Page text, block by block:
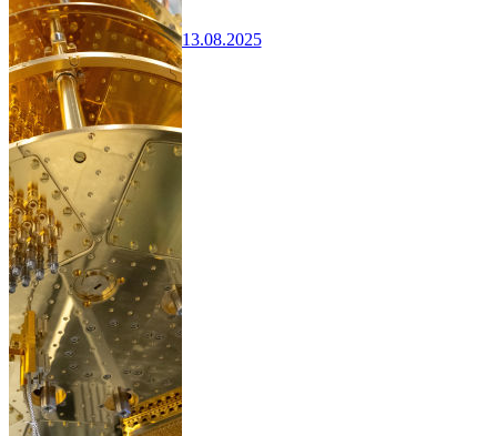
13.08.2025